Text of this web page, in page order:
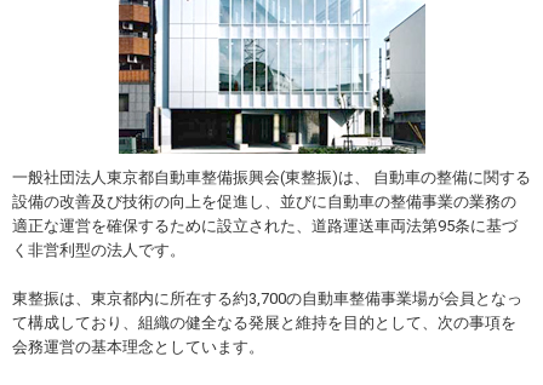
一般社団法人東京都自動車整備振興会(東整振)は、 自動車の整備に関する
設備の改善及び技術の向上を促進し、並びに自動車の整備事業の業務の
適正な運営を確保するために設立された、道路運送車両法第95条に基づ
く非営利型の法人です。
東整振は、東京都内に所在する約3,700の自動車整備事業場が会員となっ
て構成しており、組織の健全なる発展と維持を目的として、次の事項を
会務運営の基本理念としています。